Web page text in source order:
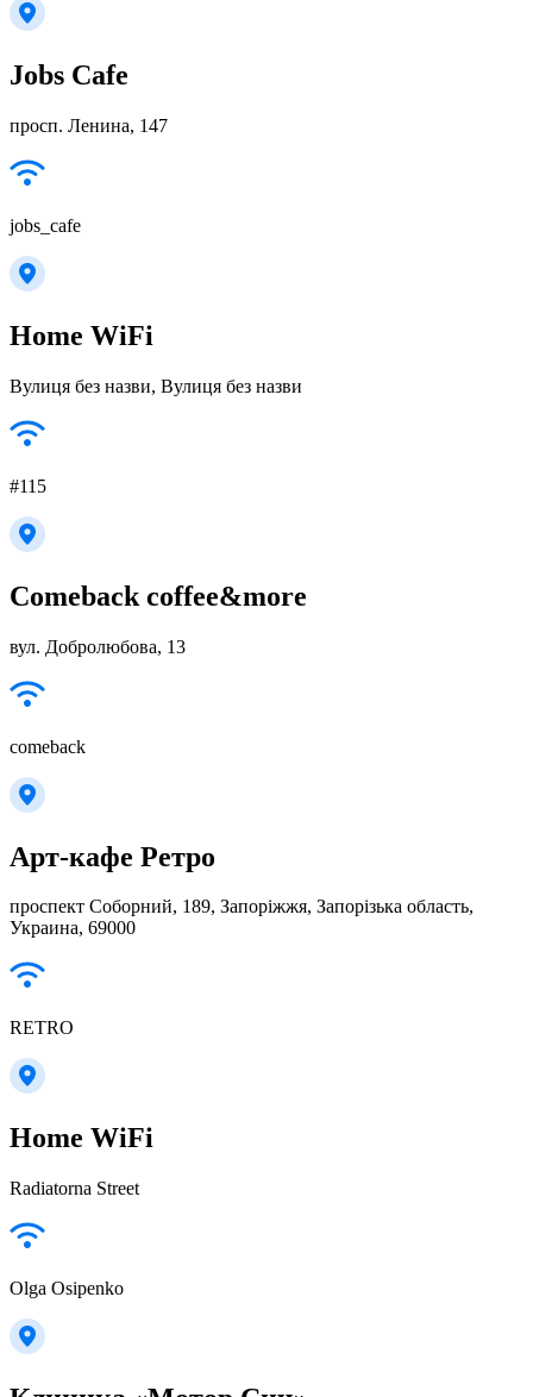
Jobs Cafe
просп. Ленина, 147
jobs_cafe
Home WiFi
Вулиця без назви, Вулиця без назви
#115
Comeback coffee&more
вул. Добролюбова, 13
comeback
Арт-кафе Ретро
проспект Соборний, 189, Запоріжжя, Запорізька область,
Украина, 69000
RETRO
Home WiFi
Radiatorna Street
Olga Osipenko